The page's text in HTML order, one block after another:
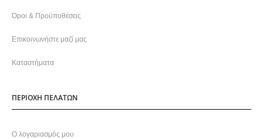
Όροι & Προϋποθέσεις
Επικοινωνήστε μαζί μας
Καταστήματα
ΠΕΡΙΟΧΗ ΠΕΛΑΤΩΝ
Ο λογαριασμός μου